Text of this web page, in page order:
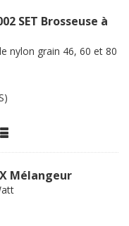
SET Brosseuse à
nylon grain 46, 60 et 80
X Mélangeur